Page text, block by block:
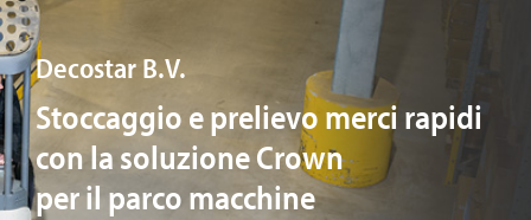
Decostar B.V.
Stoccaggio e prelievo merci rapidi
con la soluzione Crown
per il parco macchine